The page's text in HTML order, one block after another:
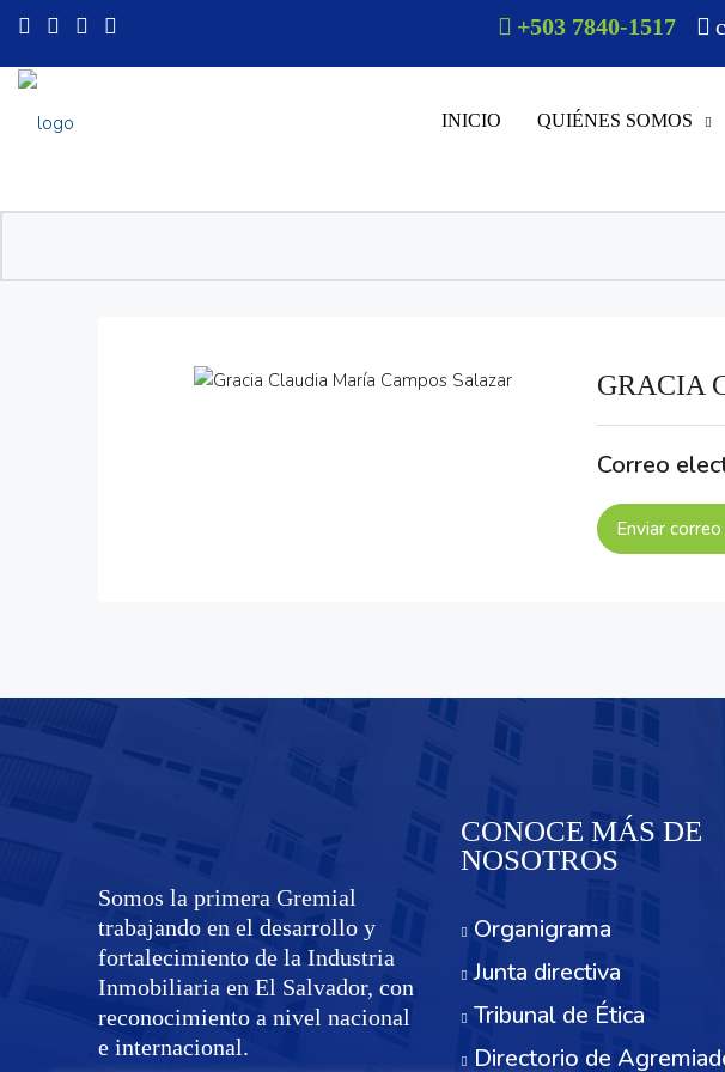
+503 7840-1517
INICIO QUIÉNES SOMOS
GRACIA
Correo
Enviar
Somos la primera Gremial
trabajando en el desarrollo y
fortalecimiento de la Industria
Inmobiliaria en El Salvador, con
reconocimiento a nivel nacional
e internacional.
CONOCE MÁS DE
NOSOTROS
Organigrama
Junta directiva
Tribunal de Ética
Directorio de